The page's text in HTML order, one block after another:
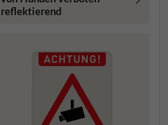
reflektierend